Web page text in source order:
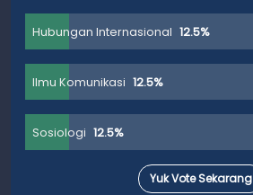
Hubungan Internasional 12.5%
Ilmu Komunikasi 12.5%
Sosiologi 12.5%
Yuk Vote Sekarang